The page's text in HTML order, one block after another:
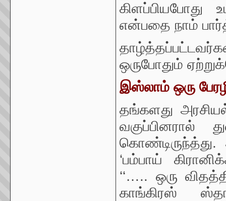
என்பதை நாம்
ஒருபோதும்
இஸ்லாம் ஒரு
தங்களது
வகுப்பினரால்
‘பம்பாய்
‘‘….. ஒரு
காங்கிரஸ்